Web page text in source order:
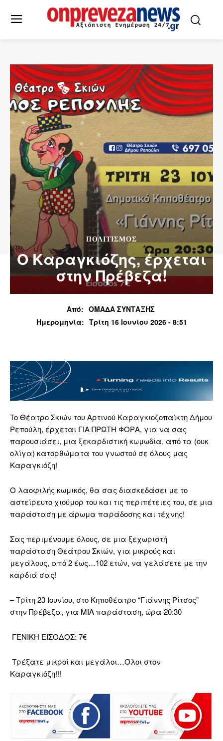
ΠΟΛΙΤΙΣΜΌΣ
Ο Καραγκιόζης, έρχεται
στην Πρέβεζα!
Από: ΟΜΑΔΑ ΣΥΝΤΑΞΗΣ
Ημερομηνία: Τρίτη 16 Ιουνίου 2026 - 8:51
To Θέατρο Σκιών του Αρτινού Καραγκιοζοπαίκτη Δήμου
Ρεπούλη, έρχεται ΓΙΑ ΠΡΩΤΗ ΦΟΡΑ, για να σας
παρουσιάσει, μια ξεκαρδιστική κωμωδία, από τα (ουκ
ολίγα) κατορθώματα του γνωστού σε όλους μας
Καραγκιόζη!
Ο λαοφιλής κωμικός, θα σας διασκεδάσει με το
αστείρευτο χιούμορ του και τις περιπέτειες του, σε μια
παράσταση με άρωμα παράδοσης και τέχνης!
Σας περιμένουμε όλους, σε μια ξεχωριστή
παράσταση Θεάτρου Σκιών, για μικρούς και
μεγάλους, από 2 έως…102 ετών, να γελάσετε με την
καρδιά σας!
– Τρίτη 23 Ιουνίου, στο Κηποθέατρο “Γιάννης Ρίτσος”
στην Πρέβεζα, για ΜΙΑ παράσταση, ώρα 20:30
ΓΕΝΙΚΗ ΕΙΣΟΔΟΣ: 7€
Τρέξατε μικροί και μεγάλοι…Όλοι στον
Καραγκιόζη!!!